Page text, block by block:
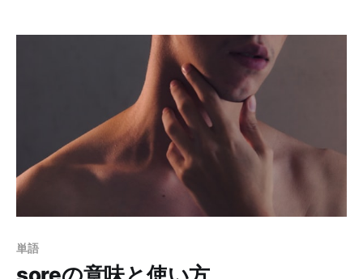
すが、自分が加入している保険対応内（治療内容＋病院
ネットワーク）であれば、物凄く高額というわけではあ
りません。日本よりは高い気はしますが…😇 問題はその
保険なわけです。会社に勤めている人は、会社で斡旋し
てくれる保険に入るのが普通なんですが、会社によっ
て、保険料を全額負担、半分のみ負担、全額自己負担、
従業員分は負担するけど家族分は自己負担、など様々で
す。 アメリカのドラマを見てると、クビになって一番困
るのが保険料を自己負担する事、保険に入っていない＝
医療費が高額すぎて病院に行かない等のエピソードがよ
ね。 会社がある程度負担すると言っても、我が家は毎月
5〜7万円程度保険料を払っているそうです。たけぇよ…
単語